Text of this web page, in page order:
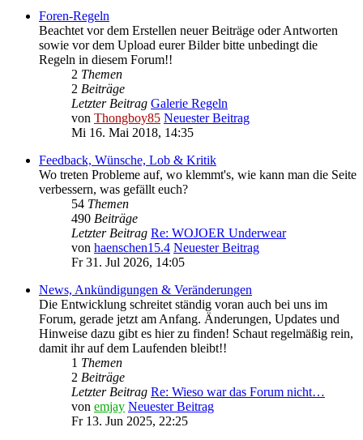
Foren-Regeln
Beachtet vor dem Erstellen neuer Beiträge oder Antworten
sowie vor dem Upload eurer Bilder bitte unbedingt die
Regeln in diesem Forum!!
2 Themen
2 Beiträge
Letzter Beitrag Galerie Regeln
von Thongboy85 Neuester Beitrag
Mi 16. Mai 2018, 14:35
Feedback, Wünsche, Lob & Kritik
Wo treten Probleme auf, wo klemmt's, wie kann man die Seite
verbessern, was gefällt euch?
54 Themen
490 Beiträge
Letzter Beitrag Re: WOJOER Underwear
von haenschen15.4 Neuester Beitrag
Fr 31. Jul 2026, 14:05
News, Ankündigungen & Veränderungen
Die Entwicklung schreitet ständig voran auch bei uns im
Forum, gerade jetzt am Anfang. Änderungen, Updates und
Hinweise dazu gibt es hier zu finden! Schaut regelmäßig rein,
damit ihr auf dem Laufenden bleibt!!
1 Themen
2 Beiträge
Letzter Beitrag Re: Wieso war das Forum nicht…
von emjay Neuester Beitrag
Fr 13. Jun 2025, 22:25